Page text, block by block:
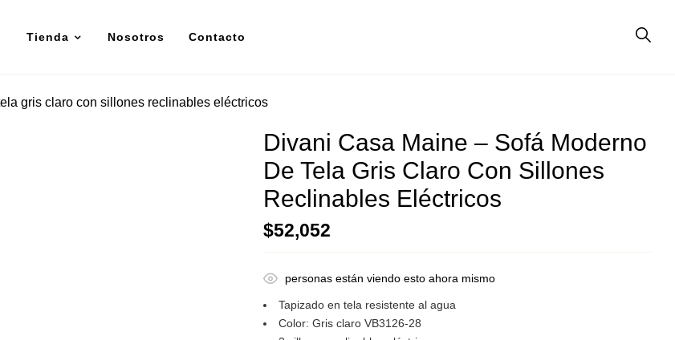
Tienda Nosotros Contacto
gris claro con sillones reclinables eléctricos
Divani Casa Maine – Sofá Moderno
De Tela Gris Claro Con Sillones
Reclinables Eléctricos
$52,052
personas están viendo esto ahora mismo
Tapizado en tela resistente al agua
Color: Gris claro VB3126-28